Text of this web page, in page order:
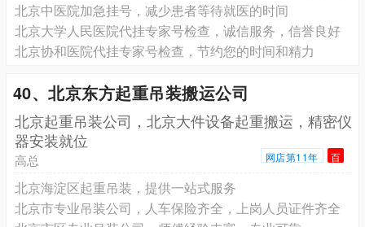
北京中医院加急挂号，减少患者等待就医的时间
北京大学人民医院代挂专家号检查，诚信服务，信誉良好
北京协和医院代挂专家号检查，节约您的时间和精力
40、北京东方起重吊装搬运公司
北京起重吊装公司，北京大件设备起重搬运，精密仪
器安装就位
高总 网店第11年 百
北京海淀区起重吊装，提供一站式服务
北京市专业吊装公司，人车保险齐全，上岗人员证件齐全